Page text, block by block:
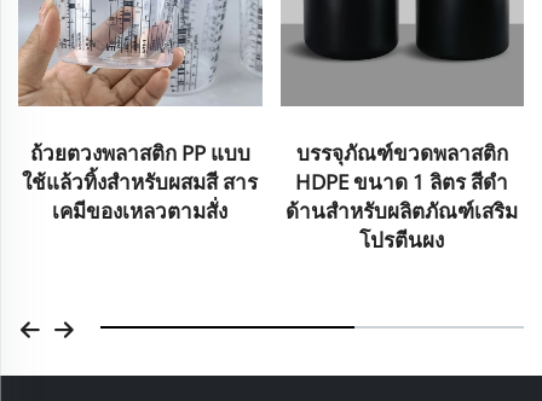
ถ้วยตวงพลาสติก PP แบบ
ใช้แล้วทิ้งสำหรับผสมสี สาร
เคมีของเหลวตามสั่ง
บรรจุภัณฑ์ขวดพลาสติก
HDPE ขนาด 1 ลิตร สีดำ
ด้านสำหรับผลิตภัณฑ์เสริม
โปรตีนผง